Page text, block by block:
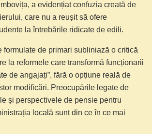
a evidențiat confuzia creată de
care nu a reușit să ofere
la întrebările ridicate de edili.
formulate de primari subliniază o critică
la reformele care transformă funcționarii
de angajați”, fără o opțiune reală de
modificări. Preocupările legate de
și perspectivele de pensie pentru
locală sunt din ce în ce mai